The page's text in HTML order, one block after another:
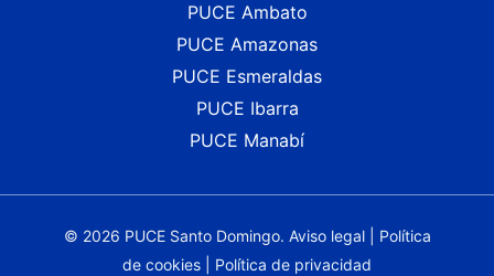
PUCE Ambato
PUCE Amazonas
PUCE Esmeraldas
PUCE Ibarra
PUCE Manabí
© 2026 PUCE Santo Domingo. Aviso legal| Política
de cookies
Política de privacidad